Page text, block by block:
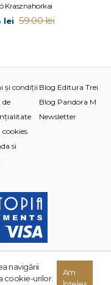
Krasznahorkai
lei 59.00 lei
și condiții
de
si
Blog Editura Trei
Blog Pandora M
Newsletter
drepturile rezervate.
navigării
cookie-urilor.
Am